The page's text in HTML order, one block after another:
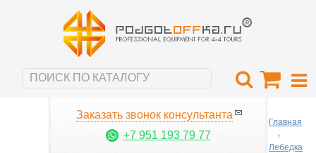
Заказать звонок консультанта
+7 951 193 79 77
Главная
Лебедка